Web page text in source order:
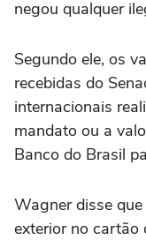
negou qualquer
Segundo ele, os
recebidas do
internacionais
mandato ou a
Banco do Brasil
Wagner disse
exterior no cartão